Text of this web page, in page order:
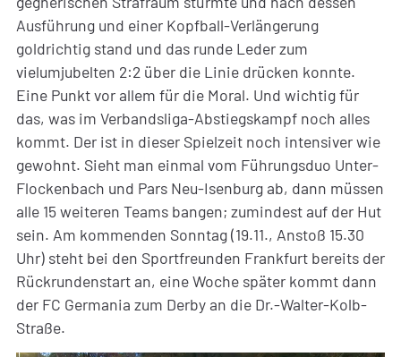
Ausführung und einer Kopfball-Verlängerung
goldrichtig stand und das runde Leder zum
vielumjubelten 2:2 über die Linie drücken konnte.
Eine Punkt vor allem für die Moral. Und wichtig für
das, was im Verbandsliga-Abstiegskampf noch alles
kommt. Der ist in dieser Spielzeit noch intensiver wie
gewohnt. Sieht man einmal vom Führungsduo Unter-
Flockenbach und Pars Neu-Isenburg ab, dann müssen
alle 15 weiteren Teams bangen; zumindest auf der Hut
sein. Am kommenden Sonntag (19.11., Anstoß 15.30
Uhr) steht bei den Sportfreunden Frankfurt bereits der
Rückrundenstart an, eine Woche später kommt dann
der FC Germania zum Derby an die Dr.-Walter-Kolb-
Straße.